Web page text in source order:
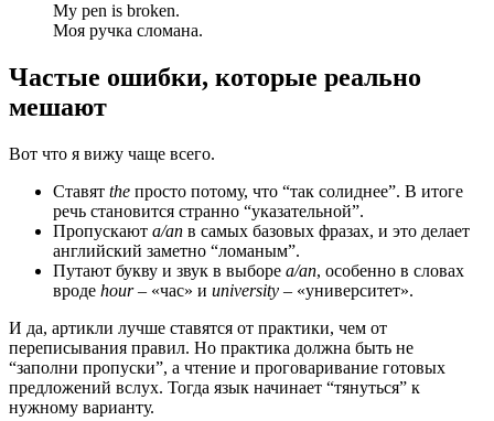
My pen is broken.
Моя ручка сломана.
Частые ошибки, которые реально
мешают
Вот что я вижу чаще всего.
Ставят the просто потому, что “так солиднее”. В итоге
речь становится странно “указательной”.
Пропускают a/an в самых базовых фразах, и это делает
английский заметно “ломаным”.
Путают букву и звук в выборе a/an, особенно в словах
вроде hour– «час» и university – «университет».
И да, артикли лучше ставятся от практики, чем от
переписывания правил. Но практика должна быть не
“заполни пропуски”, а чтение и проговаривание готовых
предложений вслух. Тогда язык начинает “тянуться” к
нужному варианту.